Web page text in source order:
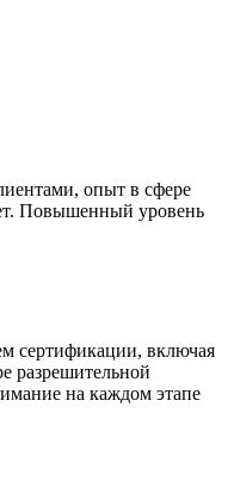
опыт в сфере
Повышенный уровень
сертификации, включая
разрешительной
на каждом этапе